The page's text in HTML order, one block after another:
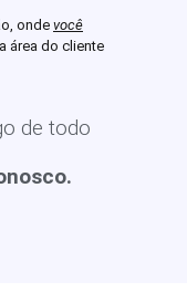
ondevocê
área do cliente
de todo